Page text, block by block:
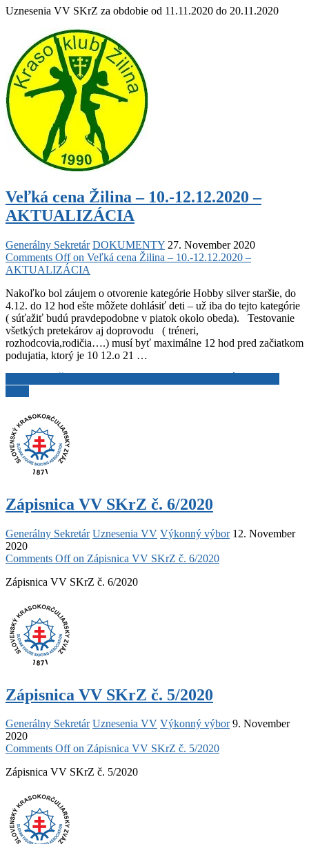
Uznesenia VV SKrZ za obdobie od 11.11.2020 do 20.11.2020
Veľká cena Žilina – 10.-12.12.2020 –
AKTUALIZÁCIA
Generálny Sekretár DOKUMENTY 27. November 2020
Comments Offon Veľká cena Žilina – 10.-12.12.2020 –
AKTUALIZÁCIA
Nakoľko bol záujem o otvorenie kategórie Hobby silver staršie, do
4.12. do 12 hod ešte môžete dohlásiť deti – už iba do tejto kategórie
( súťažiť budú pravdepodobne v piatok okolo obeda). Testovanie
všetkých pretekárov aj doprovodu ( tréneri,
rozhodcovia,rodičia….) musí byť maximálne 12 hod pred začiatkom
podujatia, ktorý je 10 12.o 21 …
Zápisnica VV SKrZ č. 6/2020
Generálny Sekretár Uznesenia VV Výkonný výbor 12. November
2020
Comments Offon Zápisnica VV SKrZ č. 6/2020
Zápisnica VV SKrZ č. 6/2020
Zápisnica VV SKrZ č. 5/2020
Generálny Sekretár Uznesenia VV Výkonný výbor 9. November
2020
Comments Offon Zápisnica VV SKrZ č. 5/2020
Zápisnica VV SKrZ č. 5/2020